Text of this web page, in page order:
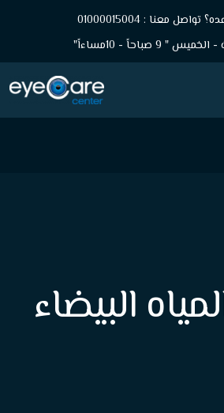
معنا : 01000015004
" 9 صباحاً - 10مساءاً"
البيضاء